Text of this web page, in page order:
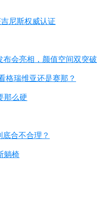
尼斯权威认证
布会亮相，颜值空间双突破
格瑞维亚还是赛那？
那么硬
合不合理？
躺椅